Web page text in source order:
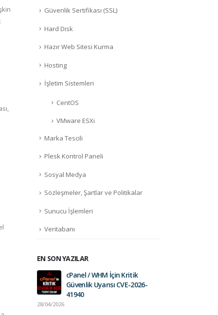
Güvenlik Sertifikası (SSL)
Hard Disk
Hazır Web Sitesi Kurma
Hosting
İşletim Sistemleri
CentOS
VMware ESXi
Marka Tescili
Plesk Kontrol Paneli
Sosyal Medya
Sözleşmeler, Şartlar ve Politikalar
Sunucu İşlemleri
Veritabanı
EN SON YAZILAR
cPanel / WHM İçin Kritik
Güvenlik Uyarısı CVE-2026-
41940
28/04/2026